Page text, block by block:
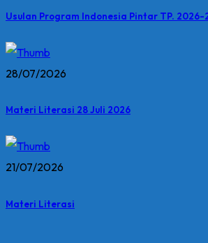
Usulan Program Indonesia Pintar TP. 2026-
28/07/2026
Materi Literasi 28 Juli 2026
21/07/2026
Materi Literasi